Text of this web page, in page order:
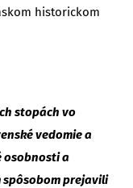
historickom
stopách vo
vedomie a
osobnosti a
prejavili